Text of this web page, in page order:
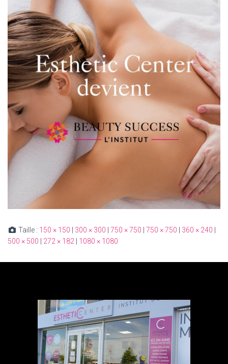
Taille : 150 × 150 300 × 300 750 × 750 750 × 750 360 × 240
500 × 500
272 × 182 1080 × 1080